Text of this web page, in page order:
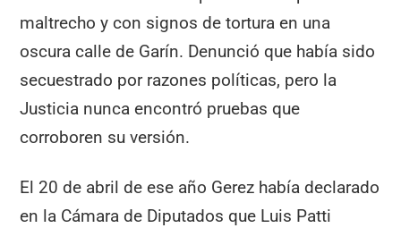
maltrecho y con signos de tortura en una
oscura calle de Garín. Denunció que había sido
secuestrado por razones políticas, pero la
Justicia nunca encontró pruebas que
corroboren su versión.
El 20 de abril de ese año Gerez había declarado
en la Cámara de Diputados que Luis Patti